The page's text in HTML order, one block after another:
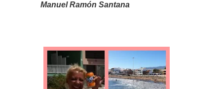
Manuel Ramón Santana